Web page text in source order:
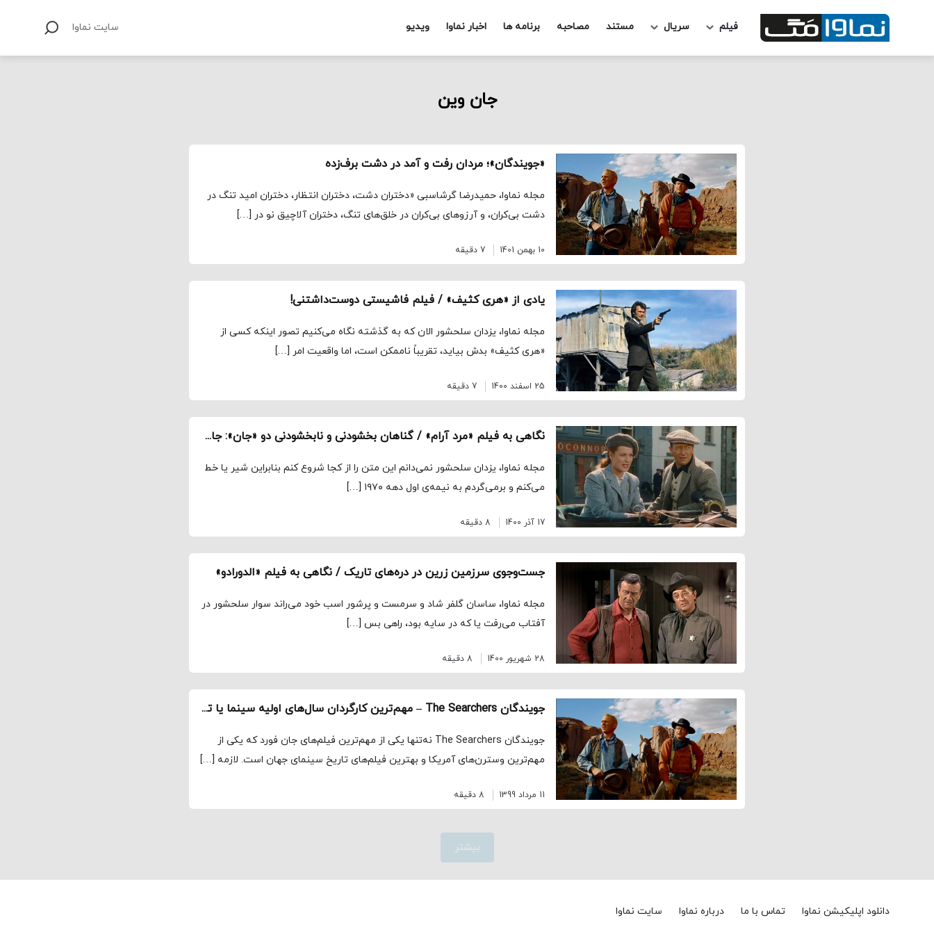
فیلم سریال مستند مصاحبه برنامه ها اخبار نماوا ویدیو سایت نماوا
جان وین
«جویندگان»؛ مردان رفت و آمد در دشت برف‌زده
مجله نماوا، حمیدرضا گرشاسبی «دختران دشت، دختران انتظار، دختران امید تنگ در
دشت بی‌کران، و آرزوهای بی‌کران در خلق‌های تنگ، دختران آلاچیق نو در […]
10 بهمن 1401 7 دقیقه
یادی از «هری کثیف» / فیلم فاشیستی دوست‌داشتنی!
مجله نماوا، یزدان سلحشور الان که به گذشته نگاه می‌کنیم تصور اینکه کسی از
«هری کثیف» بدش بیاید، تقریباً ناممکن است، اما واقعیت امر […]
25 اسفند 1400 7 دقیقه
نگاهی به فیلم «مرد آرام» / گناهان بخشودنی و نابخشودنی دو «جان»: جان وین و جان فورد
مجله نماوا، یزدان سلحشور نمی‌دانم این متن را از کجا شروع کنم بنابراین شیر یا خط
می‌کنم و برمی‌گردم به نیمه‌ی اول دهه ۱۹۷۰ […]
17 آذر 1400 8 دقیقه
جست‌وجوی سرزمین زرین در دره‌های تاریک / نگاهی به فیلم «الدورادو»
مجله نماوا، ساسان گلفر شاد و سرمست و پرشور اسب خود می‌راند سوار سلحشور در
آفتاب می‌رفت یا که در سایه بود، راهی بس […]
28 شهریور 1400 8 دقیقه
جویندگان The Searchers – مهم‌ترین کارگردان سال‌های اولیه سینما یا تحریف‌کننده بزرگ تاریخ
جویندگان The Searchers نه‌تنها یکی از مهم‌ترین فیلم‌های جان فورد که یکی از
مهم‌ترین وسترن‌های آمریکا و بهترین فیلم‌های تاریخ سینمای جهان است. لازمه […]
11 مرداد 1399 8 دقیقه
بیشتر
دانلود اپلیکیشن نماوا تماس با ما درباره نماوا سایت نماوا